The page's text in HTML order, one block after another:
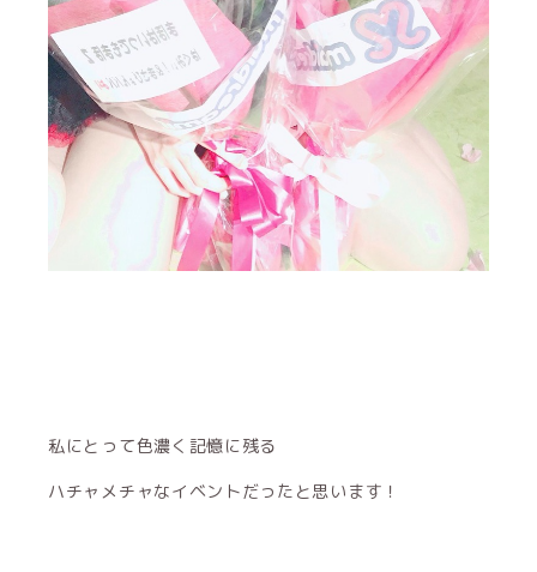
私にとって色濃く記憶に残る
ハチャメチャなイベントだったと思います！